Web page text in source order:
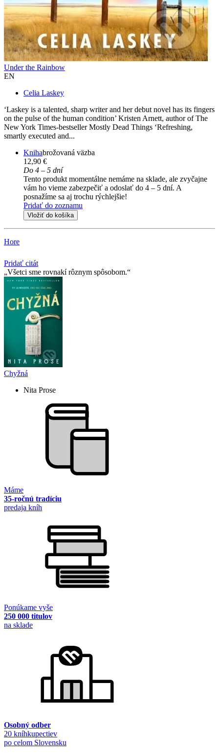
Under the Rainbow
EN
Celia Laskey
‘Laskey is a talented, sharp writer and her debut novel has its fingers
on the pulse of the human condition’ Kristen Arnett, author of The
New York Times-bestseller Mostly Dead Things ‘Refreshing,
smartly executed and...
Knihabrožovaná väzba
12,90 €
Do 4 – 5 dní
Tento produkt momentálne nemáme na sklade, ale zvyčajne
vám ho vieme zabezpečiť a odoslať do 4 – 5 dní. A
posnažíme sa aj trochu rýchlejšie!
Pridať do zoznamu
Vložiť do košíka
Hore
Pridať citát
Všetci sme rovnakí rôznym spôsobom.
Chyžná
Nita Prose
Máme
35-ročnú tradíciu
predaja kníh
Ponúkame vyše
250 000 titulov
na sklade
Osobný odber
20 kníhkupectiev
po celom Slovensku